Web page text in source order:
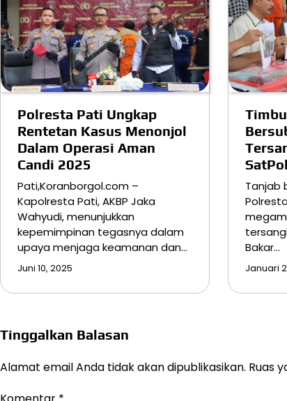
Polresta Pati Ungkap
Rentetan Kasus Menonjol
Dalam Operasi Aman
Candi 2025
Pati,Koranborgol.com –
Kapolresta Pati, AKBP Jaka
Wahyudi, menunjukkan
kepemimpinan tegasnya dalam
upaya menjaga keamanan dan…
Juni 10, 2025
Tanjab
Bakar…
Januari
Tinggalkan Balasan
Alamat email Anda tidak akan dipublikasikan. Ruas